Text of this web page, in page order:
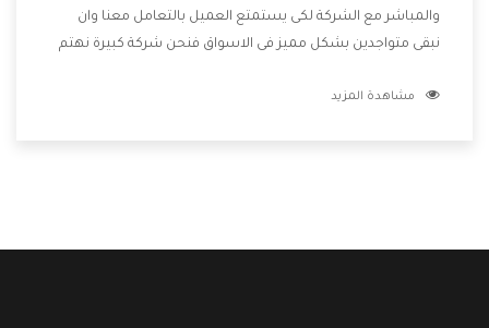
والمباشر مع الشركة لكى يستمتع العميل بالتعامل معنا وان
نبقى متواجدين بشكل مميز فى الاسواق فنحن شركة كبيرة نهتم
الشركة بها والتى تكون منها خدمة الصيانة التى تكون من أهم
مشاهدة المزيد